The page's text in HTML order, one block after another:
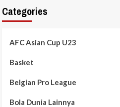
Categories
AFC Asian Cup U23
Basket
Belgian Pro League
Bola Dunia Lainnya